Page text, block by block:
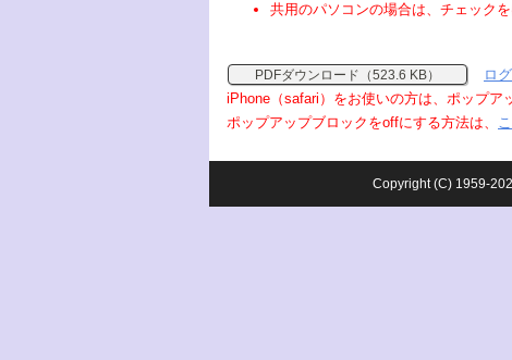
共用のパソコンの場合は、チェック
PDFダウンロード（523.6 KB）
ロ
iPhone（safari）をお使いの方は、ポップア
ポップアップブロックをoffにする方法は、
Copyright (C) 1959-